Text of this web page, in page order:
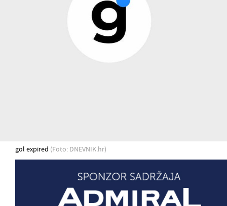
gol expired (Foto: DNEVNIK.hr)